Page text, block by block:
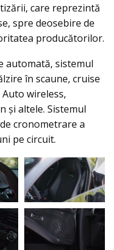
care reprezintă
spre deosebire de
producătorilor.
automată, sistemul
în scaune, cruise
wireless,
și altele. Sistemul
cronometrare a
pe circuit.